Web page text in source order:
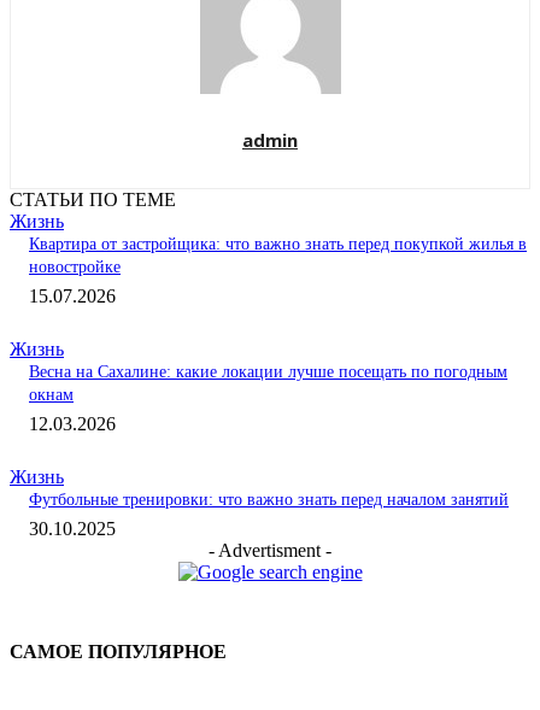
admin
СТАТЬИ ПО ТЕМЕ
Жизнь
Квартира от застройщика: что важно знать перед покупкой жилья в
новостройке
15.07.2026
Жизнь
Весна на Сахалине: какие локации лучше посещать по погодным
окнам
12.03.2026
Жизнь
Футбольные тренировки: что важно знать перед началом занятий
30.10.2025
- Advertisment -
САМОЕ ПОПУЛЯРНОЕ